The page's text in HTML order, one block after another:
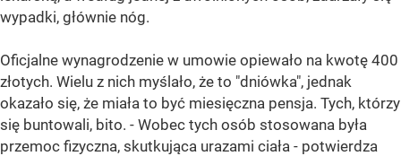
wypadki, głównie nóg.
Oficjalne wynagrodzenie w umowie opiewało na kwotę 400
złotych. Wielu z nich myślało, że to "dniówka", jednak
okazało się, że miała to być miesięczna pensja. Tych, którzy
się buntowali, bito. - Wobec tych osób stosowana była
przemoc fizyczna, skutkująca urazami ciała - potwierdza